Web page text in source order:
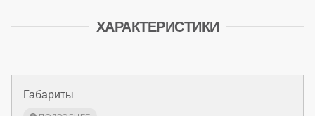
ХАРАКТЕРИСТИКИ
Габариты